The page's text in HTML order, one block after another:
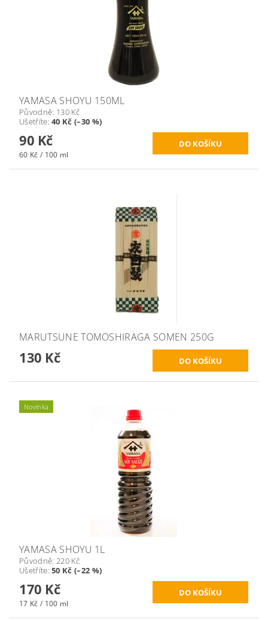
YAMASA SHOYU 150ML
Původně: 130 Kč
Ušetříte:40 Kč (–30 %)
90 Kč
60 Kč / 100 ml
MARUTSUNE TOMOSHIRAGA SOMEN 250G
130 Kč
Novinka
YAMASA SHOYU 1L
Původně: 220 Kč
Ušetříte:50 Kč (–22 %)
170 Kč
17 Kč / 100 ml